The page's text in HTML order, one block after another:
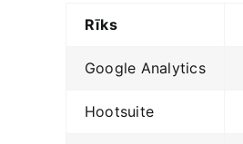
Rīks
Google ‌Analytics
Hootsuite